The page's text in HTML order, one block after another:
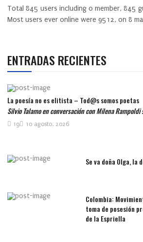
Total 845 users including 0 member, 845
Most users ever online were 9512, on 8
ENTRADAS RECIENTES
La poesía no es elitista – Tod@s somos poetas
Silvio Talamo en conversación con Milena
10 agosto, 2026
19
Se va doña Olga, la
Colombia:
toma de posesión
de la Espriella